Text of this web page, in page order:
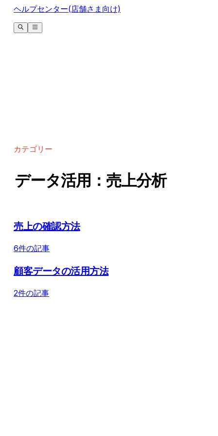
ヘルプセンター(店舗さま向け)
カテゴリー
データ活用：売上分析
売上の確認方法
6件の記事
顧客データの活用方法
2件の記事